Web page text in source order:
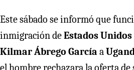
Este sábado se informó que
inmigración deEstados Unidos
Kilmar Ábrego García a
el hombre rechazara la oferta de